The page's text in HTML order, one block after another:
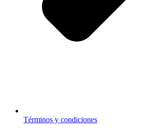
Términos y condiciones